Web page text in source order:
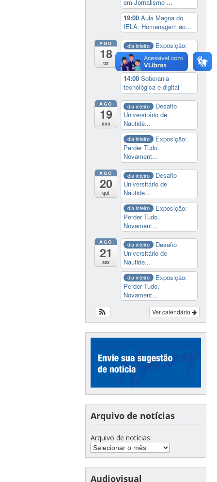
em Jornalismo ...
19:00Aula Magna do
IELA: Homenagem ao...
AGO
18
ter
dia inteiro
Exposição:
Perder Tudo.
Novament...
14:00Soberania
tecnológica e digital
AGO
19
qua
dia inteiro
Desafio
Universitário de
Nautide...
dia inteiro
Exposição:
Perder Tudo.
Novament...
AGO
20
qui
dia inteiro
Desafio
Universitário de
Nautide...
dia inteiro
Exposição:
Perder Tudo.
Novament...
AGO
21
sex
dia inteiro
Desafio
Universitário de
Nautide...
dia inteiro
Exposição:
Perder Tudo.
Novament...
Ver calendário
Arquivo de notícias
Arquivo de notícias
Audiovisual